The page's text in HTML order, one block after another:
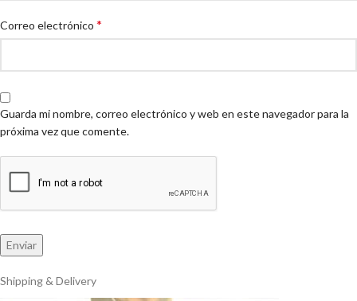
Correo electrónico *
Guarda mi nombre, correo electrónico y web en este navegador para la
próxima vez que comente.
Shipping & Delivery